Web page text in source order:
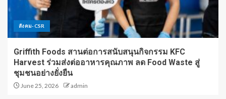
สังคม-CSR
Griffith Foods สานต่อการสนับสนุนกิจกรรม KFC
Harvest ร่วมส่งต่ออาหารคุณภาพ ลด Food Waste สู่
ชุมชนอย่างยั่งยืน
June 25, 2026 admin